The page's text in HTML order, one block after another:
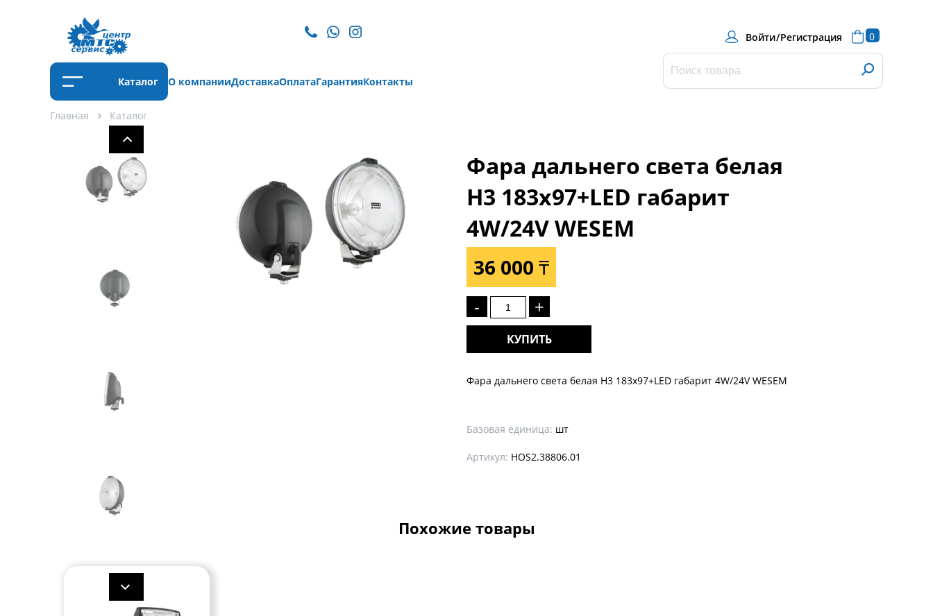
Войти/Регистрация 0
Каталог О компанииДоставкаОплатаГарантияКонтакты
Главная Каталог
Фара дальнего света белая
Н3 183x97+LED габарит
4W/24V WESEM
36 000 ₸
- +
КУПИТЬ
Фара дальнего света белая Н3 183x97+LED габарит 4W/24V WESEM
Базовая единица: шт
Артикул: HOS2.38806.01
Похожие товары